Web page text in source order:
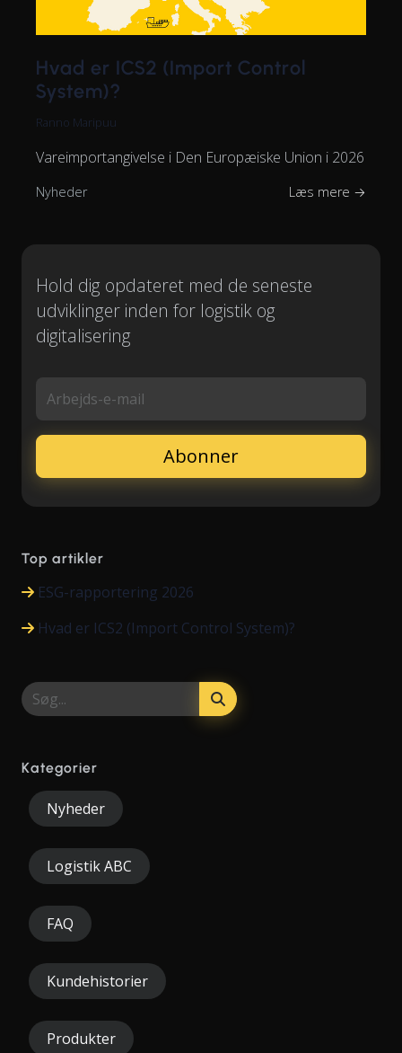
Hvad er ICS2 (Import Control
System)?
Ranno Maripuu
Vareimportangivelse i Den Europæiske Union i 2026
Nyheder Læs mere →
Hold dig opdateret med de seneste
udviklinger inden for logistik og
digitalisering
Arbejds-e-mail
Top artikler
ESG-rapportering 2026
Hvad er ICS2 (Import Control System)?
Kategorier
Nyheder
Logistik ABC
FAQ
Kundehistorier
Produkter